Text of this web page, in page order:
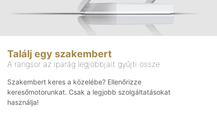
Találj egy szakembert
A rangsor az iparág legjobbjait gyűjti össze
Szakembert keres a közelébe? Ellenőrizze
keresőmotorunkat. Csak a legjobb szolgáltatásokat
használja!